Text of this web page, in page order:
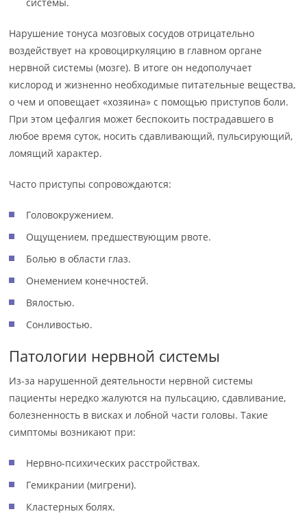
Нарушение тонуса мозговых сосудов отрицательно
воздействует на кровоциркуляцию в главном органе
нервной системы (мозге). В итоге он недополучает
кислород и жизненно необходимые питательные вещества,
о чем и оповещает «хозяина» с помощью приступов боли.
При этом цефалгия может беспокоить пострадавшего в
любое время суток, носить сдавливающий, пульсирующий,
ломящий характер.
Часто приступы сопровождаются:
Головокружением.
Ощущением, предшествующим рвоте.
Болью в области глаз.
Онемением конечностей.
Вялостью.
Сонливостью.
Патологии нервной системы
Из-за нарушенной деятельности нервной системы
пациенты нередко жалуются на пульсацию, сдавливание,
болезненность в висках и лобной части головы. Такие
симптомы возникают при:
Нервно-психических расстройствах.
Гемикрании (мигрени).
Кластерных болях.